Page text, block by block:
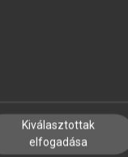
Kiválasztottak
elfogadása